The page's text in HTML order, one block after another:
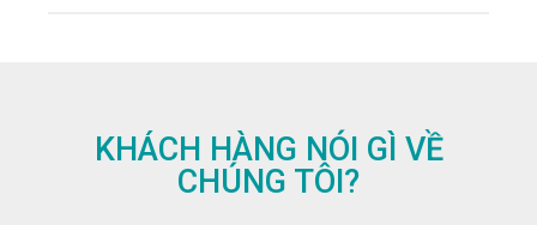
KHÁCH HÀNG NÓI GÌ VỀ
CHÚNG TÔI?